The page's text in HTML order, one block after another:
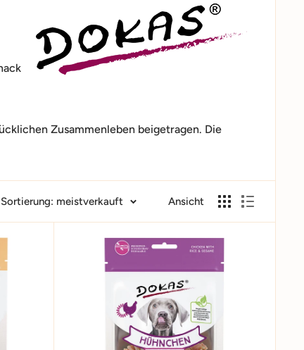
Zusammenleben beigetragen. Die
Sortierung: meistverkauft Ansicht